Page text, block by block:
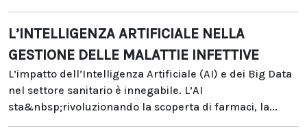
L’INTELLIGENZA ARTIFICIALE NELLA
GESTIONE DELLE MALATTIE INFETTIVE
L’impatto dell’Intelligenza Artificiale (AI) e dei Big Data
nel settore sanitario è innegabile. L’AI
sta&nbsp;rivoluzionando la scoperta di farmaci, la...